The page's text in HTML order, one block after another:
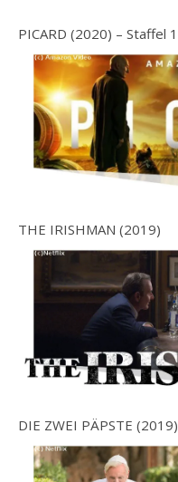
PICARD (2020) – Staffel 1
THE IRISHMAN (2019)
DIE ZWEI PÄPSTE (2019)